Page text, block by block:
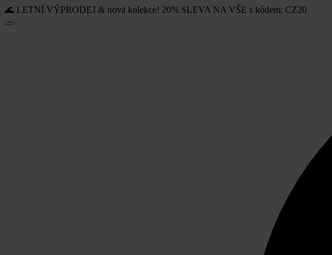
🌊 LETNÍ VÝPRODEJ & nová kolekce! 20% SLEVA NA VŠE s kódem: CZ20